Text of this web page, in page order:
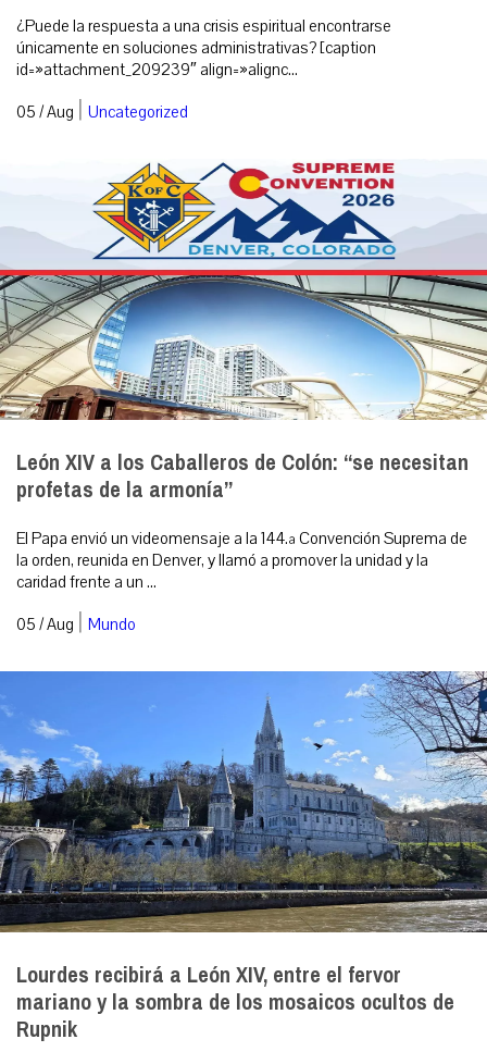
¿Puede la respuesta a una crisis espiritual encontrarse
únicamente en soluciones administrativas? [caption
id=»attachment_209239″ align=»alignc...
05 / Aug | Uncategorized
León XIV a los Caballeros de Colón: “se necesitan
profetas de la armonía”
El Papa envió un videomensaje a la 144.ª Convención Suprema de
la orden, reunida en Denver, y llamó a promover la unidad y la
caridad frente a un ...
05 / Aug | Mundo
Lourdes recibirá a León XIV, entre el fervor
mariano y la sombra de los mosaicos ocultos de
Rupnik